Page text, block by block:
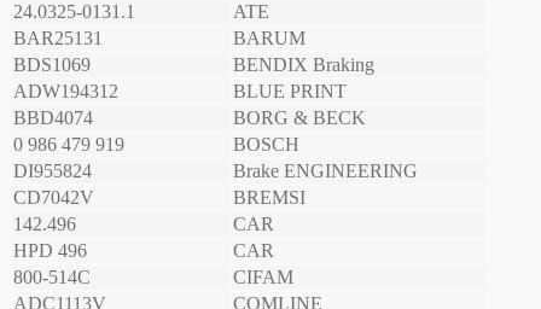
24.0325-0131.1
ATE
BAR25131
BARUM
BDS1069
BENDIX Braking
ADW194312
BLUE PRINT
BBD4074
BORG & BECK
0 986 479 919
BOSCH
DI955824
Brake ENGINEERING
CD7042V
BREMSI
142.496
CAR
HPD 496
CAR
800-514C
CIFAM
ADC1113V
COMLINE